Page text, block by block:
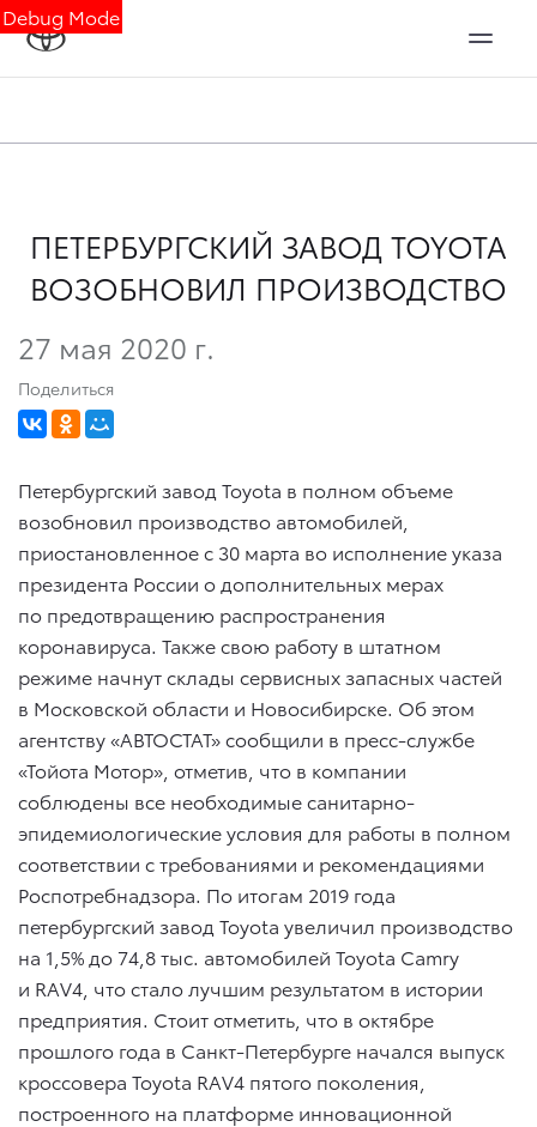
Debug Mode
ПЕТЕРБУРГСКИЙ ЗАВОД TOYOTA
ВОЗОБНОВИЛ ПРОИЗВОДСТВО
27 мая 2020 г.
Поделиться
Петербургский завод Toyota в полном объеме
возобновил производство автомобилей,
приостановленное с 30 марта во исполнение указа
президента России о дополнительных мерах
по предотвращению распространения
коронавируса. Также свою работу в штатном
режиме начнут склады сервисных запасных частей
в Московской области и Новосибирске. Об этом
агентству «АВТОСТАТ» сообщили в пресс-службе
«Тойота Мотор», отметив, что в компании
соблюдены все необходимые санитарно-
эпидемиологические условия для работы в полном
соответствии с требованиями и рекомендациями
Роспотребнадзора. По итогам 2019 года
петербургский завод Toyota увеличил производство
на 1,5% до 74,8 тыс. автомобилей Toyota Camry
и RAV4, что стало лучшим результатом в истории
предприятия. Стоит отметить, что в октябре
прошлого года в Санкт-Петербурге начался выпуск
кроссовера Toyota RAV4 пятого поколения,
построенного на платформе инновационной